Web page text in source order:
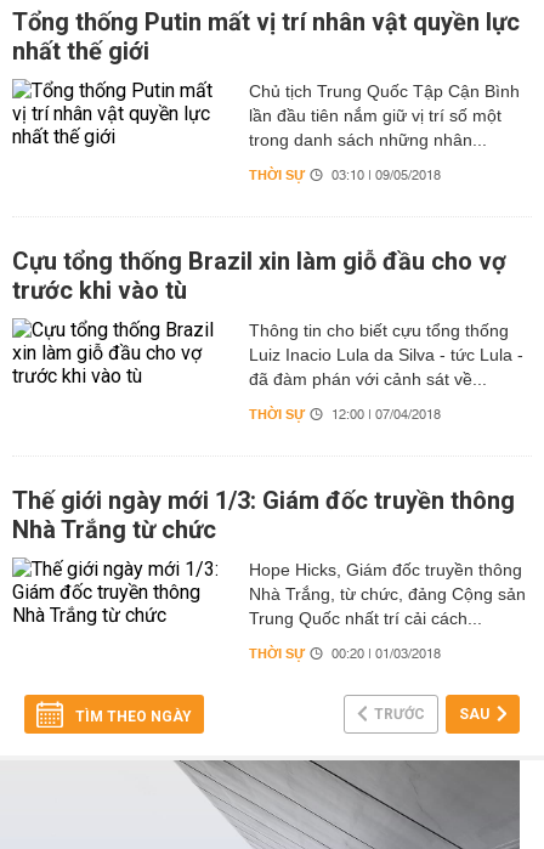
Tổng thống Putin mất vị trí nhân vật quyền lực
nhất thế giới
Chủ tịch Trung Quốc Tập Cận Bình
lần đầu tiên nắm giữ vị trí số một
trong danh sách những nhân...
THỜI SỰ 03:10 | 09/05/2018
Cựu tổng thống Brazil xin làm giỗ đầu cho vợ
trước khi vào tù
Thông tin cho biết cựu tổng thống
Luiz Inacio Lula da Silva - tức Lula -
đã đàm phán với cảnh sát về...
THỜI SỰ 12:00 | 07/04/2018
Thế giới ngày mới 1/3: Giám đốc truyền thông
Nhà Trắng từ chức
Hope Hicks, Giám đốc truyền thông
Nhà Trắng, từ chức, đảng Cộng sản
Trung Quốc nhất trí cải cách...
THỜI SỰ 00:20 | 01/03/2018
TÌM THEO NGÀY TRƯỚC SAU